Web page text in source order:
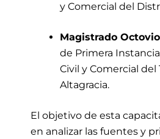
y Comercial del
Magistrado
de Primera
Civil y Comercial del
Altagracia.
El objetivo de esta
en analizar las fuentes y